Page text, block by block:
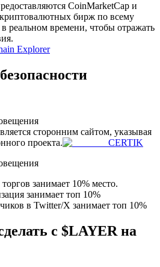
прибыли и комиссиями
включая торговую информацию
CoinMarketCap и
бирж по всему
реальном времени, чтобы отражать
Explorer
сторонним сайтом, указывая
проекта.
CERTIK
занимает 10% место.
занимает топ 10%
в Twitter/X занимает топ 10%
с $LAYER на